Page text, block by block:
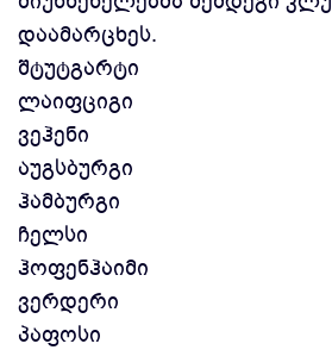
დაამარცხეს.
შტუტგარტი
ლაიფციგი
ვეჰენი
აუგსბურგი
ჰამბურგი
ჩელსი
ჰოფენჰაიმი
ვერდერი
პაფოსი